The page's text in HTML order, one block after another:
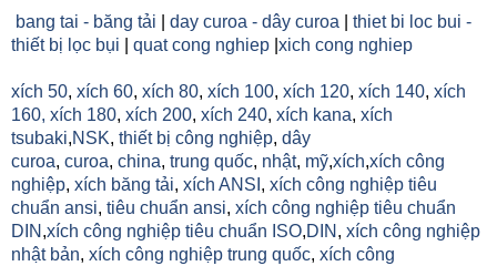
bang tai - băng tải day curoa - dây curoa
thiet bi loc bui -
thiết bị lọc bụi
quat cong nghiep xich cong nghiep
xích 50, xích 60, xích 80, xích 100, xích 120, xích 140, xích
160, xích 180, xích 200, xích 240, xích kana, xích
tsubaki,NSK, thiết bị công nghiệp, dây
curoa, curoa, china, trung quốc, nhật, mỹ,xích,xích công
nghiệp, xích băng tải, xích ANSI , xích công nghiệp tiêu
chuẩn ansi, tiêu chuẩn ansi, xích công nghiệp tiêu chuẩn
DIN ,xích công nghiệp tiêu chuẩn ISO,DIN , xích công nghiệp
nhật bản, xích công nghiệp trung quốc, xích công